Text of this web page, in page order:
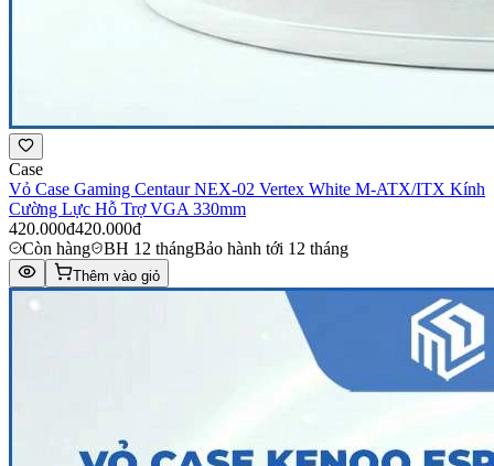
Case
Vỏ Case Gaming Centaur NEX-02 Vertex White M-ATX/ITX Kính
Cường Lực Hỗ Trợ VGA 330mm
420.000đ420.000đ
Còn hàng
BH 12 thángBảo hành tới 12 tháng
Thêm vào giỏ